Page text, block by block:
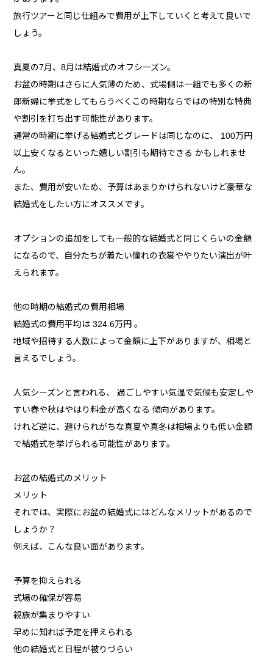
旅行ツアーと同じ仕組みで費用が上下していくと考えて良いで
しょう。
真夏の7月、8月は結婚式のオフシーズン。
お盆の時期はさらに人気薄のため、式場側は一組でも多くの新
郎新婦に挙式をしてもらうべくこの時期ならではの特別な特典
や割引を打ち出す可能性があります。
通常の時期に挙げる結婚式とグレードは同じなのに、 100万円
以上安くなるといった嬉しい割引も期待できる かもしれませ
ん。
また、費用が安いため、予算はあまりかけられないけど豪華な
結婚式をしたい方にオススメです。
オプションの追加をしても一般的な結婚式と同じくらいの金額
になるので、自分たちが着たい憧れの衣裳ややりたい演出が叶
えられます。
他の時期の結婚式の費用相場
結婚式の費用平均は 324.6万円 。
地域や招待する人数によって金額に上下がありますが、相場と
言えるでしょう。
人気シーズンと言われる、 過ごしやすい気温で気候も安定しや
すい春や秋はやはり料金が高くなる 傾向があります。
けれど逆に、避けられがちな真夏や真冬は相場よりも低い金額
で結婚式を挙げられる可能性があります。
お盆の結婚式のメリット
メリット
それでは、実際にお盆の結婚式にはどんなメリットがあるので
しょうか？
例えば、こんな良い面があります。
予算を抑えられる
式場の確保が容易
親族が集まりやすい
早めに知れば予定を押えられる
他の結婚式と日程が被りづらい